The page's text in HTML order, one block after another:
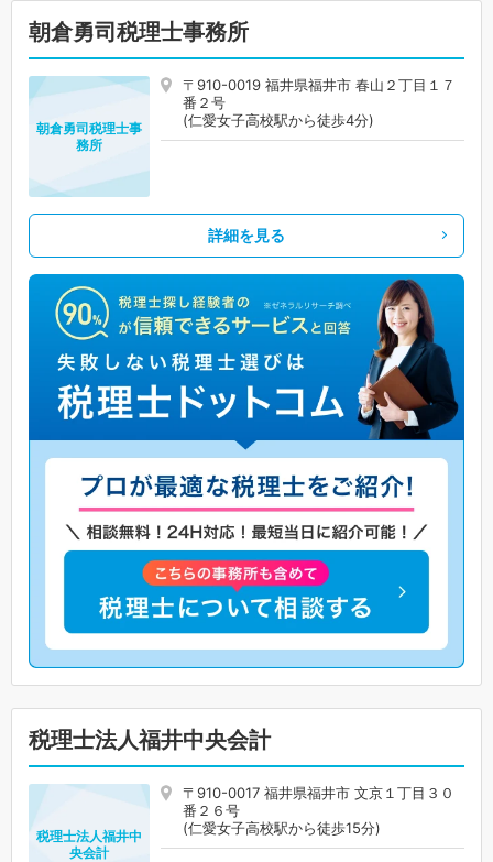
朝倉勇司税理士事務所
〒910-0019 福井県福井市 春山２丁目１７
番２号
(仁愛女子高校駅から徒歩4分)
朝倉勇司税理士事
務所
詳細を見る
税理士法人福井中央会計
〒910-0017 福井県福井市 文京１丁目３０
番２６号
(仁愛女子高校駅から徒歩15分)
税理士法人福井中
央会計